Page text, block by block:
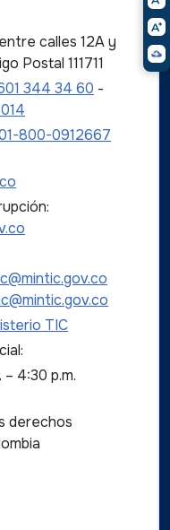
calles 12A y
Postal 111711
344 34 60 -
800-0912667
TIC
4:30 p.m.
derechos